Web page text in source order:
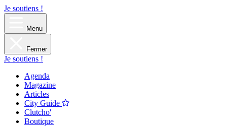
Je soutiens !
Menu
Fermer
Je soutiens !
Agenda
Magazine
Articles
City Guide
Clutcho'
Boutique